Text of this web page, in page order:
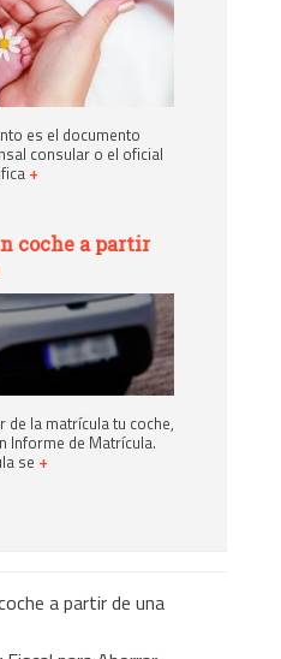
es el documento
consular o el oficial
+
coche a partir
la matrícula tu coche,
Informe de Matrícula.
se +
a partir de una